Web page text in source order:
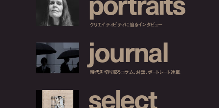
クリエイティビティに迫るインタビュー
journal
時代を切り取るコラム、対談、ポートレート連載
select